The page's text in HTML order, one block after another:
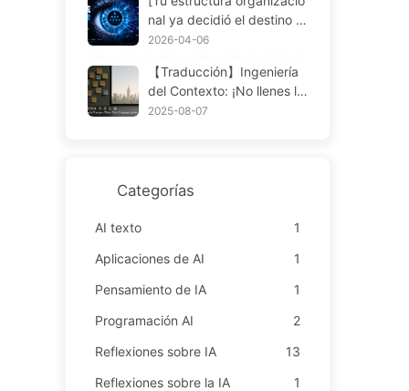
nal ya decidió el destino d
e tu software] La ley de C
ón subestimada durante 5
6 años La transformación
de la ingeniería de softwar
2026-04-06
【Traducción】Ingeniería
del Contexto: ¡No llenes la
ventana, cuanto más meta
pasos, mantén el ruido afu
2025-08-07
Categorías
AI texto
1
Aplicaciones de AI
1
Pensamiento de IA
1
Programación AI
2
Reflexiones sobre IA
13
Reflexiones sobre la IA
1